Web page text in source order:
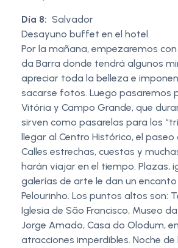
Día 8: Salvador
Desayuno buffet en el hotel.
Por la mañana, empezaremos
da Barra donde tendrá algunos
apreciar toda la belleza e
sacarse fotos. Luego pasaremos
Vitória y Campo Grande, que
sirven como pasarelas para los
llegar al Centro Histórico, el paseo
Calles estrechas, cuestas y
harán viajar en el tiempo. Plazas,
galerías de arte le dan un encanto
Pelourinho. Los puntos altos son:
Iglesia de São Francisco, Museo
Jorge Amado, Casa do Olodum,
atracciones imperdibles. Noche